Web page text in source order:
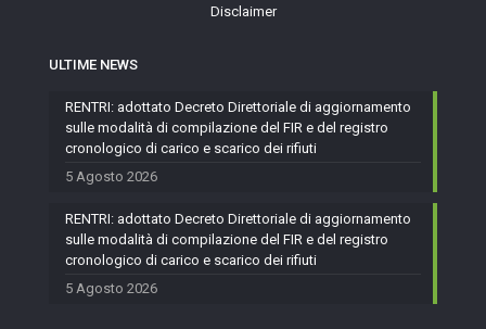
Disclaimer
ULTIME NEWS
RENTRI: adottato Decreto Direttoriale di aggiornamento
sulle modalità di compilazione del FIR e del registro
cronologico di carico e scarico dei rifiuti
5 Agosto 2026
RENTRI: adottato Decreto Direttoriale di aggiornamento
sulle modalità di compilazione del FIR e del registro
cronologico di carico e scarico dei rifiuti
5 Agosto 2026